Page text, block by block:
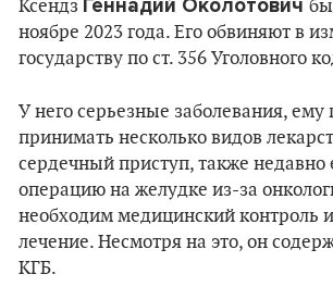
Ксендз Геннадий Околотович
ноябре 2023 года. Его обвиняют в
государству по ст. 356 Уголовного
У него серьезные заболевания, ему
принимать несколько видов
сердечный приступ, также недавно
операцию на желудке из-за
необходим медицинский контроль
лечение. Несмотря на это, он
КГБ.